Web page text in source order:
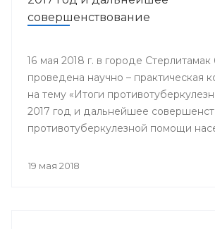
совершенствование
16 мая 2018 г. в городе Стерлитамак
проведена научно – практическая
на тему «Итоги
2017 год и дальнейшее
противотуберкулезной помощи
19 мая 2018